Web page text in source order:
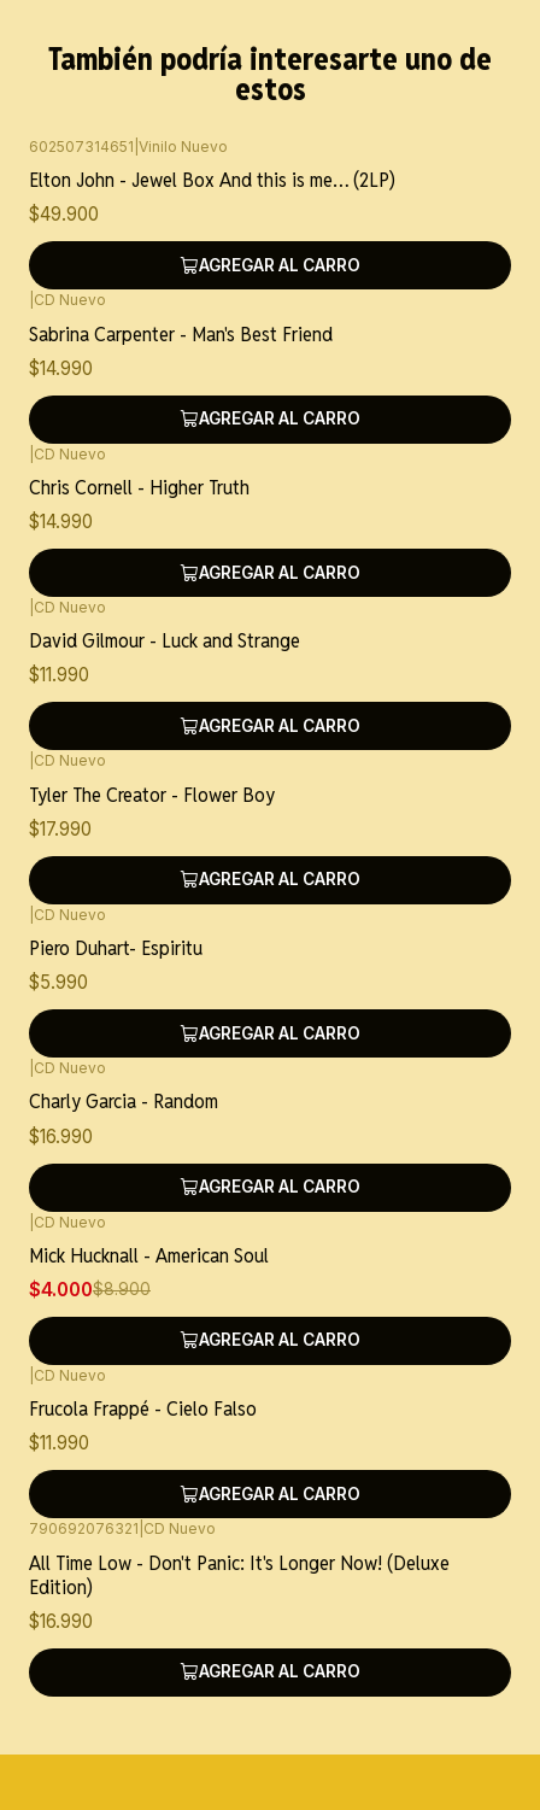
También podría interesarte uno de
estos
602507314651 Vinilo Nuevo
Elton John - Jewel Box And this is me… (2LP)
$49.900
AGREGAR AL CARRO
CD Nuevo
Sabrina Carpenter - Man's Best Friend
$14.990
AGREGAR AL CARRO
CD Nuevo
Chris Cornell - Higher Truth
$14.990
AGREGAR AL CARRO
CD Nuevo
David Gilmour - Luck and Strange
$11.990
AGREGAR AL CARRO
CD Nuevo
Tyler The Creator - Flower Boy
$17.990
AGREGAR AL CARRO
CD Nuevo
Piero Duhart- Espiritu
$5.990
AGREGAR AL CARRO
CD Nuevo
Charly Garcia - Random
$16.990
AGREGAR AL CARRO
-55%OFF
CD Nuevo
Mick Hucknall - American Soul
$4.000$8.900
AGREGAR AL CARRO
CD Nuevo
Frucola Frappé - Cielo Falso
$11.990
AGREGAR AL CARRO
790692076321 CD Nuevo
All Time Low - Don't Panic: It's Longer Now! (Deluxe
Edition)
$16.990
AGREGAR AL CARRO